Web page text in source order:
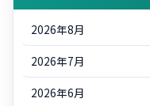
2026年8月
2026年7月
2026年6月